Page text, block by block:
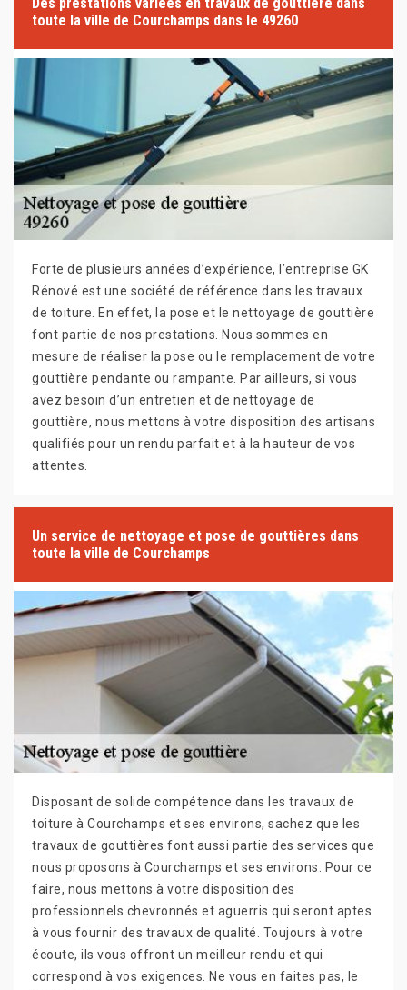
Des prestations variées en travaux de gouttière dans
toute la ville de Courchamps dans le 49260
Forte de plusieurs années d’expérience, l’entreprise GK
Rénové est une société de référence dans les travaux
de toiture. En effet, la pose et le nettoyage de gouttière
font partie de nos prestations. Nous sommes en
mesure de réaliser la pose ou le remplacement de votre
gouttière pendante ou rampante. Par ailleurs, si vous
avez besoin d’un entretien et de nettoyage de
gouttière, nous mettons à votre disposition des artisans
qualifiés pour un rendu parfait et à la hauteur de vos
attentes.
Un service de nettoyage et pose de gouttières dans
toute la ville de Courchamps
Disposant de solide compétence dans les travaux de
toiture à Courchamps et ses environs, sachez que les
travaux de gouttières font aussi partie des services que
nous proposons à Courchamps et ses environs. Pour ce
faire, nous mettons à votre disposition des
professionnels chevronnés et aguerris qui seront aptes
à vous fournir des travaux de qualité. Toujours à votre
écoute, ils vous offront un meilleur rendu et qui
correspond à vos exigences. Ne vous en faites pas, le